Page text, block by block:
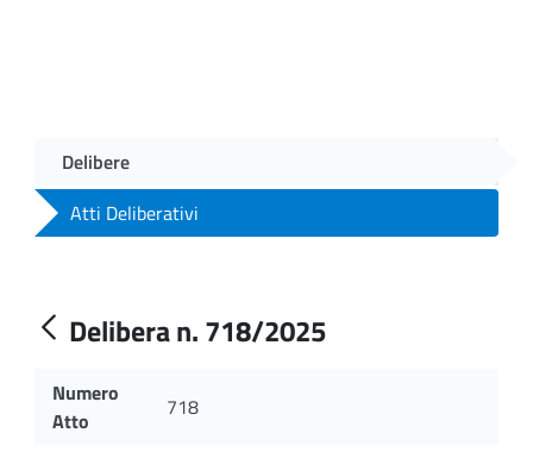
Delibere
Atti Deliberativi
Delibera n. 718/2025
Numero
Atto
718